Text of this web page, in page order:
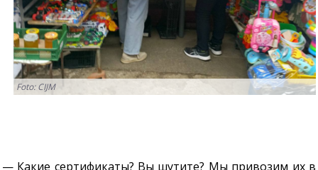
Foto: CIJM
— Какие сертификаты? Вы шутите? Мы привозим их в